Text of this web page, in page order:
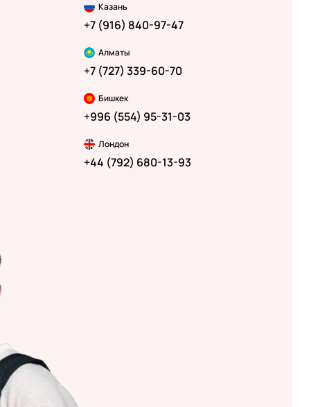
Казань
+7 (916) 840-97-47
Алматы
+7 (727) 339-60-70
Бишкек
+996 (554) 95-31-03
Лондон
+44 (792) 680-13-93